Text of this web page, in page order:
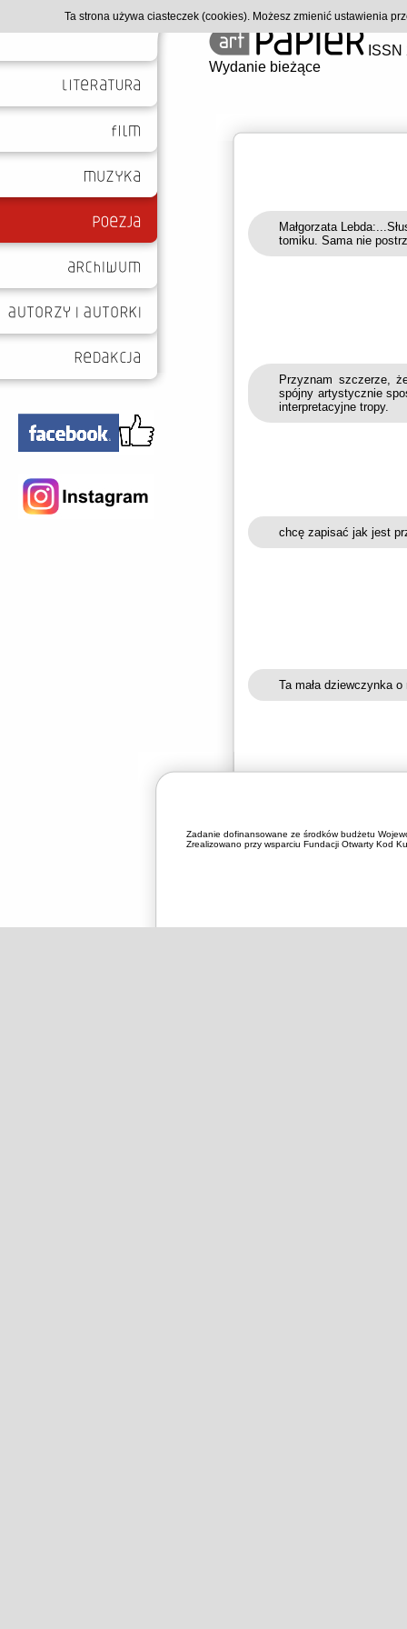
Wydanie bieżące
Małgorzata
tomiku. Sama nie
Przyznam szczerze,
spójny artystycznie
interpretacyjne tropy.
chcę zapisać jak jest
Ta mała dziewczynka
Zadanie dofinansowane ze środków budżetu
Zrealizowano przy wsparciu Fundacji Otwarty Kod
Ta strona używa ciasteczek (cookies). Możesz zmienić ustawienia